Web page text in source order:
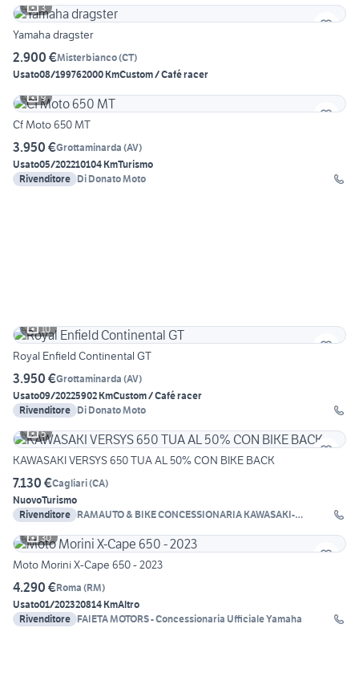
3
Yamaha dragster
2.900 €Misterbianco(CT)
Usato08/199762000 KmCustom / Café racer
9
Cf Moto 650 MT
3.950 €Grottaminarda (AV)
Usato05/202210104 KmTurismo
Rivenditore Di Donato Moto
10
Royal Enfield Continental GT
3.950 €Grottaminarda (AV)
Usato09/20225902 KmCustom / Café racer
Rivenditore Di Donato Moto
5
KAWASAKI VERSYS 650 TUA AL 50% CON BIKE BACK
7.130 €Cagliari(CA)
NuovoTurismo
Rivenditore RAMAUTO & BIKE CONCESSIONARIA KAWASAKI-
30
Moto Morini X-Cape 650 - 2023
4.290 €Roma (RM)
Usato01/202320814 KmAltro
Rivenditore FAIETA MOTORS - Concessionaria Ufficiale Yamaha